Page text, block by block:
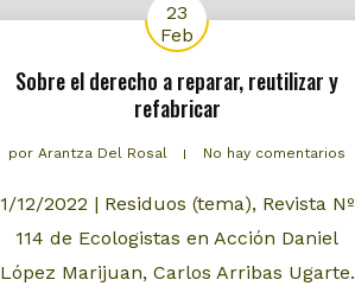
23
Feb
Sobre el derecho a reparar, reutilizar y
refabricar
por Arantza Del Rosal No hay comentarios
1/12/2022 | Residuos (tema), Revista Nº
114 de Ecologistas en Acción Daniel
López Marijuan, Carlos Arribas Ugarte.